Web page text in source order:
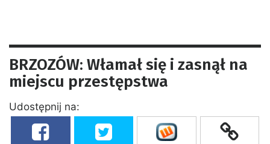
BRZOZÓW: Włamał się i zasnął na
miejscu przestępstwa
Udostępnij na: